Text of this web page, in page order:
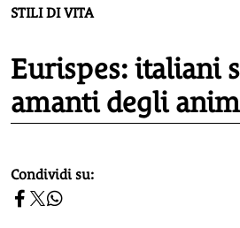
STILI DI VITA
Eurispes: italiani
amanti degli
homepage h2
Condividi su: